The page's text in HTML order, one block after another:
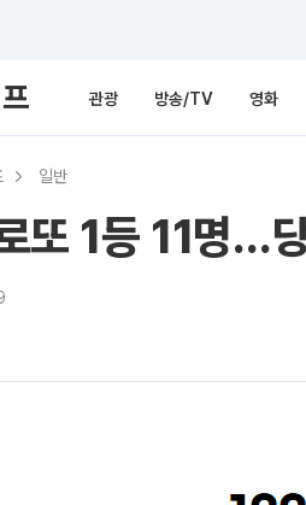
관광 방송/TV 영화
일반
또 1등 11명…